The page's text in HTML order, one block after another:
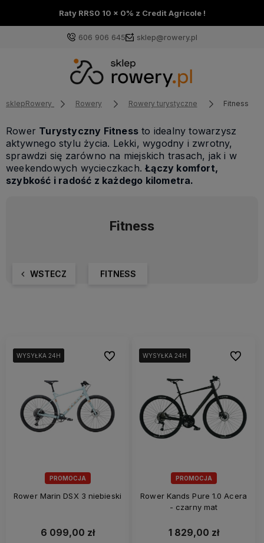
Raty RRS0 10 x 0% z Credit Agricole !
606 906 645 sklep@rowery.pl
sklepRowery Rowery Rowery turystyczne Fitness
Rower Turystyczny Fitness to idealny towarzysz
aktywnego stylu życia. Lekki, wygodny i zwrotny,
sprawdzi się zarówno na miejskich trasach, jak i w
weekendowych wycieczkach.Łączy komfort,
szybkość i radość z każdego kilometra.
Fitness
WSTECZ FITNESS
PROMOCJA
WYSYŁKA 24H
WYSYŁKA 24H
WYSYŁKA 24H
Rower Marin DSX 3 niebieski
6 099,00 zł
Do ulubionych
PROMOCJA
WYSYŁKA 24H
WYSYŁKA 24H
WYSYŁKA 24H
Rower Kands Pure 1.0 Acera
- czarny mat
1 829,00 zł
Do